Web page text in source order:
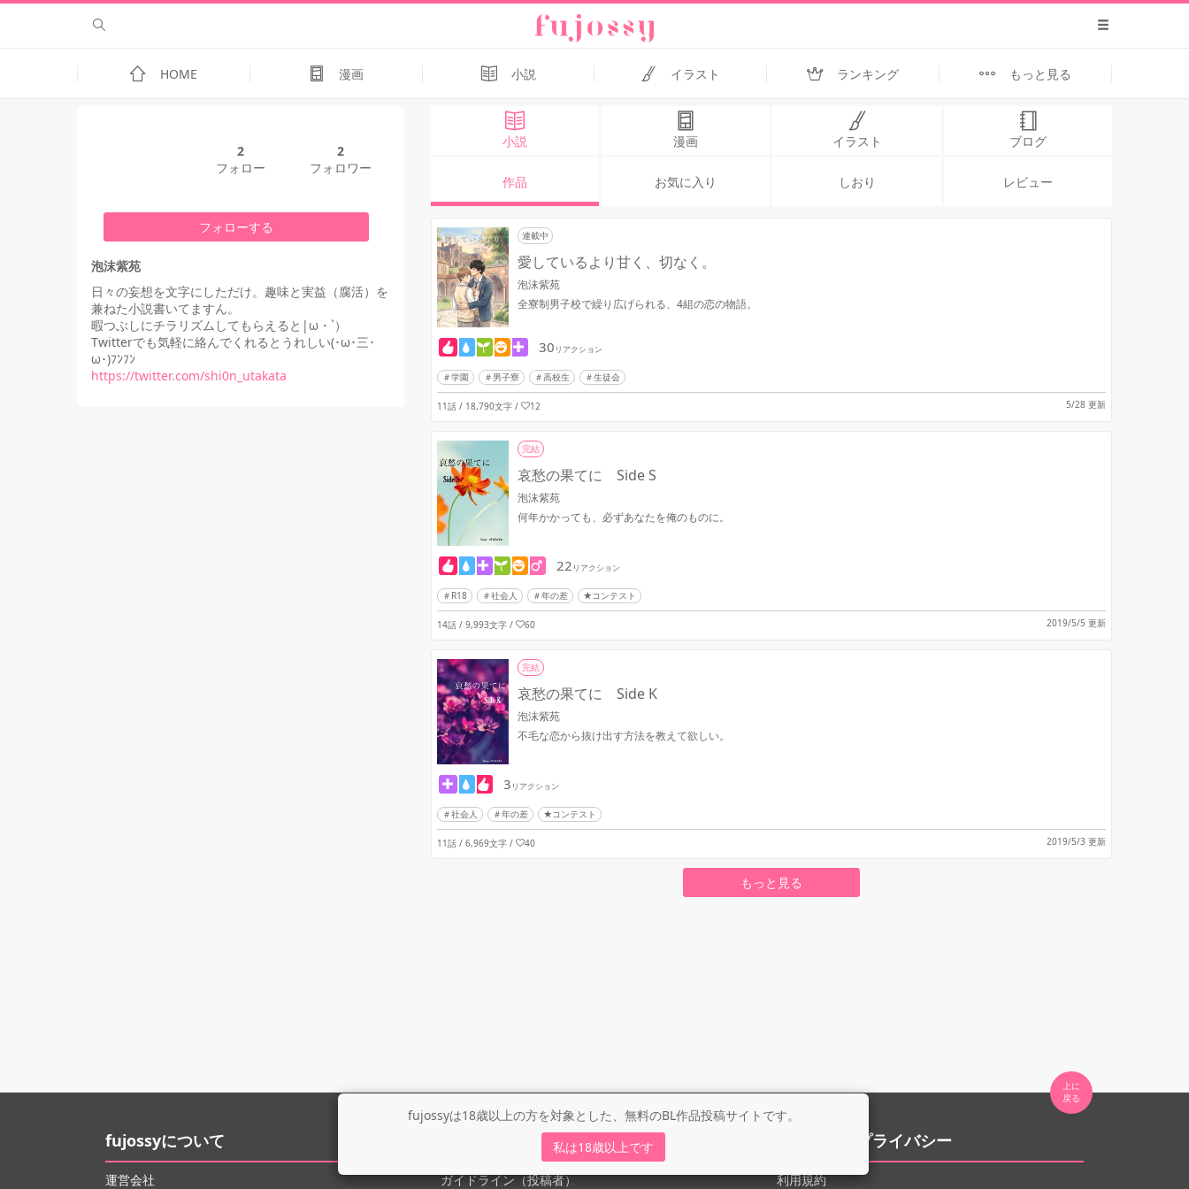
fujossyは18歳以上の方を対象とした、無料のBL作品投稿サイトです。
私は18歳以上です
HOME 漫画 小説 イラスト ランキング もっと見る
2
フォロー
2
フォロワー
フォローする
泡沫紫苑
日々の妄想を文字にしただけ。趣味と実益（腐活）を
兼ねた小説書いてますん。
暇つぶしにチラリズムしてもらえると|ω・`）
Twitterでも気軽に絡んでくれるとうれしい(･ω･三･
ω･)ﾌﾝﾌﾝ
https://twitter.com/shi0n_utakata
小説 漫画 イラスト ブログ
作品 お気に入り しおり レビュー
連載中
愛しているより甘く、切なく。
泡沫紫苑
全寮制男子校で繰り広げられる、4組の恋の物語。
30 リアクション
学園 男子寮 高校生 生徒会
11話 / 18,790文字/ 12 5/28 更新
完結
哀愁の果てに Side S
泡沫紫苑
何年かかっても、必ずあなたを俺のものに。
22 リアクション
R18 社会人 年の差 ★コンテスト
14話 / 9,993文字/ 60 2019/5/5 更新
完結
哀愁の果てに Side K
泡沫紫苑
不毛な恋から抜け出す方法を教えて欲しい。
3 リアクション
社会人 年の差 ★コンテスト
11話 / 6,969文字/ 40 2019/5/3 更新
もっと見る
上に
fujossyについて
運営会社 ガイドライン（投稿者）
利用規約とプライバシー
利用規約